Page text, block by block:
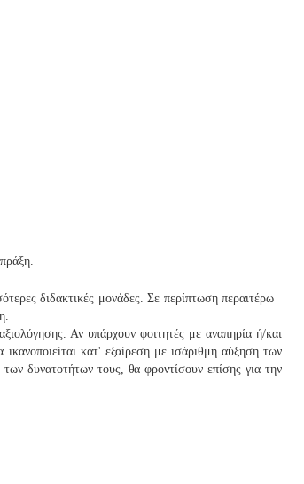
διδακτικές μονάδες. Σε περίπτωση περαιτέρω
Αν υπάρχουν φοιτητές με αναπηρία ή/και
κατ' εξαίρεση με ισάριθμη αύξηση των
δυνατοτήτων τους, θαφροντίσουν επίσης για την